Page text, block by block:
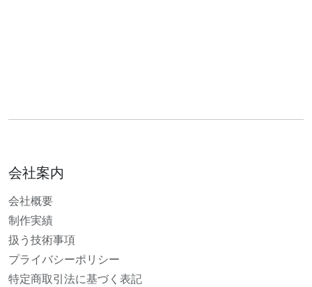
会社案内
会社概要
制作実績
扱う技術事項
プライバシーポリシー
特定商取引法に基づく表記